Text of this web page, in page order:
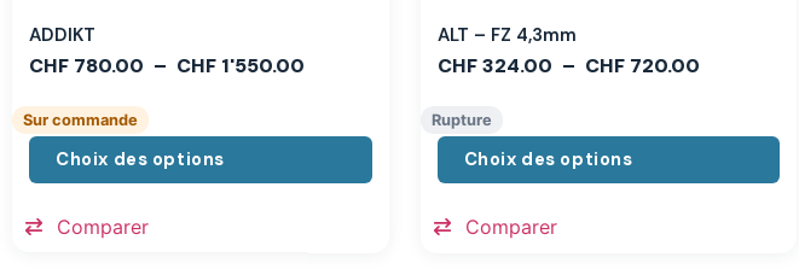
ADDIKT
CHF 780.00 – CHF 1'550.00
Sur commande
Choix des options
Comparer
ALT – FZ 4,3mm
CHF324.00 – CHF720.00
Rupture
Choix des options
Comparer